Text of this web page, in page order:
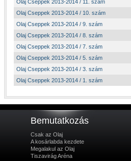
Olaj Cseppek 2013-2014 / 11. szám
Olaj Cseppek 2013-2014 / 10. szám
Olaj Cseppek 2013-2014 / 9. szám
Olaj Cseppek 2013-2014 / 8. szám
Olaj Cseppek 2013-2014 / 7. szám
Olaj Cseppek 2013-2014 / 5. szám
Olaj Cseppek 2013-2014 / 3. szám
Olaj Cseppek 2013-2014 / 1. szám
Bemutatkozás
Csak az Olaj
A kosárlabda kezdete
Megalakul az Olaj
Tiszavirág Aréna